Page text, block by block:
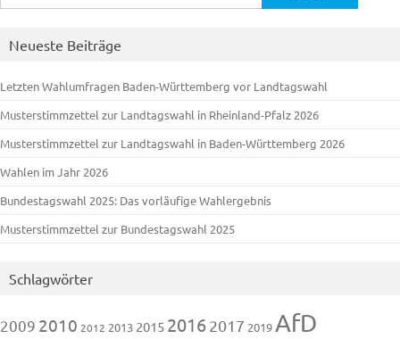
nach:
Neueste Beiträge
Letzten Wahlumfragen Baden-Württemberg vor Landtagswahl
Musterstimmzettel zur Landtagswahl in Rheinland-Pfalz 2026
Musterstimmzettel zur Landtagswahl in Baden-Württemberg 2026
Wahlen im Jahr 2026
Bundestagswahl 2025: Das vorläufige Wahlergebnis
Musterstimmzettel zur Bundestagswahl 2025
Schlagwörter
2009 2010 2012 2013 2015 20162017 2019AfD